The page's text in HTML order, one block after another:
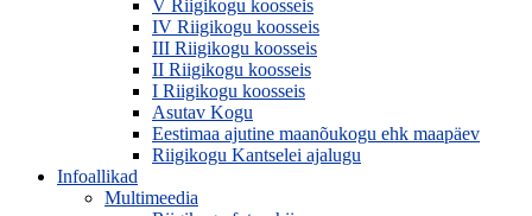
V Riigikogu koosseis
IV Riigikogu koosseis
III Riigikogu koosseis
II Riigikogu koosseis
I Riigikogu koosseis
Asutav Kogu
Eestimaa ajutine maanõukogu ehk maapäev
Riigikogu Kantselei ajalugu
Infoallikad
Multimeedia